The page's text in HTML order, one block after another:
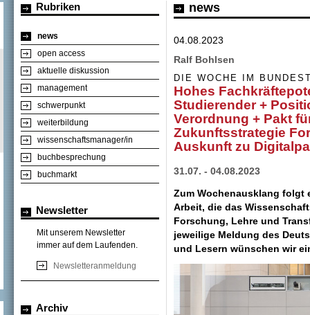
Rubriken
news
open access
aktuelle diskussion
management
schwerpunkt
weiterbildung
wissenschaftsmanager/in
buchbesprechung
buchmarkt
Newsletter
Mit unserem Newsletter
immer auf dem Laufenden.
Newsletteranmeldung
Archiv
news
04.08.2023
Ralf Bohlsen
DIE WOCHE IM
Hohes
Studierender +
Verordnung + Pakt
Zukunftsstrategie
Auskunft zu
31.07. - 04.08.2023
Zum Wochenausklang folgt
Arbeit, die das
Forschung, Lehre und
jeweilige Meldung des
und Lesern wünschen wir